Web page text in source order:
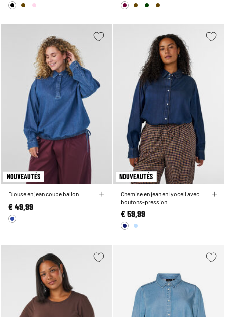
NOUVEAUTÉS
Blouse en jean coupe ballon
€ 49,99
NOUVEAUTÉS
Chemise en jean en lyocell avec
boutons-pression
€ 59,99